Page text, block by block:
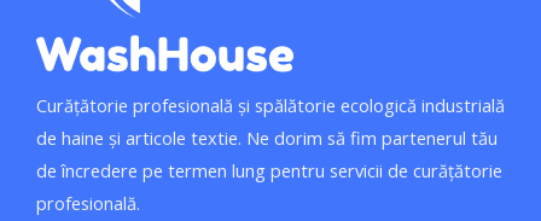
Curățătorie profesională și spălătorie ecologică industrială
de haine și articole textie. Ne dorim să fim partenerul tău
de încredere pe termen lung pentru servicii de curățătorie
profesională.